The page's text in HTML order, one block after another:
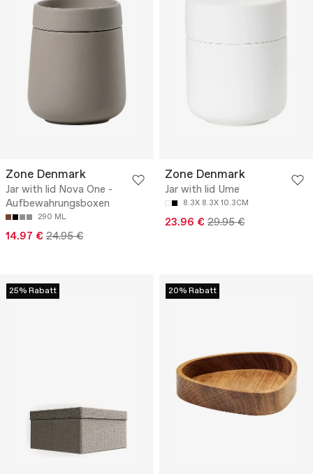
Zone Denmark
Jar with lid Nova One -
Aufbewahrungsboxen
290 ML
14.97 € 24.95 €
Zone Denmark
Jar with lid Ume
8.3X 8.3X 10.3CM
23.96 € 29.95 €
25% Rabatt 20% Rabatt